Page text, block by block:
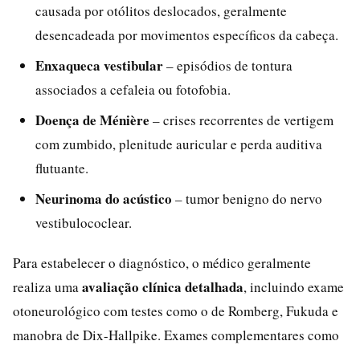
causada por otólitos deslocados, geralmente
desencadeada por movimentos específicos da cabeça.
Enxaqueca vestibular– episódios de tontura
associados a cefaleia ou fotofobia.
Doença de Ménière – crises recorrentes de vertigem
com zumbido, plenitude auricular e perda auditiva
flutuante.
Neurinoma do acústico – tumor benigno do nervo
vestibulococlear.
Para estabelecer o diagnóstico, o médico geralmente
realiza uma avaliação clínica detalhada, incluindo exame
otoneurológico com testes como o de Romberg, Fukuda e
manobra de Dix-Hallpike. Exames complementares como